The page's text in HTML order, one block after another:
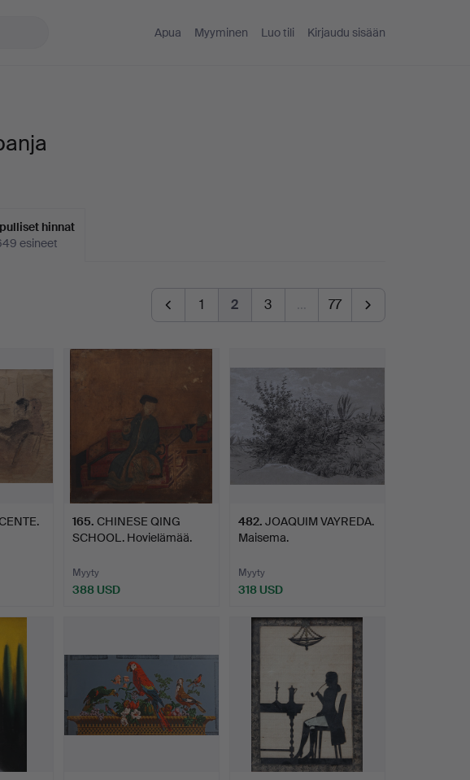
Apua Myyminen Luo tili Kirjaudu sisään
hinnat
esineet
1 2 3 … 77
165. CHINESE QING
SCHOOL. Hovielämää.
Myyty
388 USD
482. JOAQUIM VAYREDA.
Maisema.
Myyty
318 USD